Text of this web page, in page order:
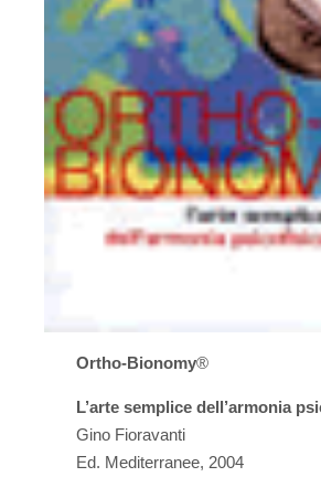
Ortho-Bionomy®
L’arte semplice dell’armonia
Gino Fioravanti
Ed. Mediterranee, 2004